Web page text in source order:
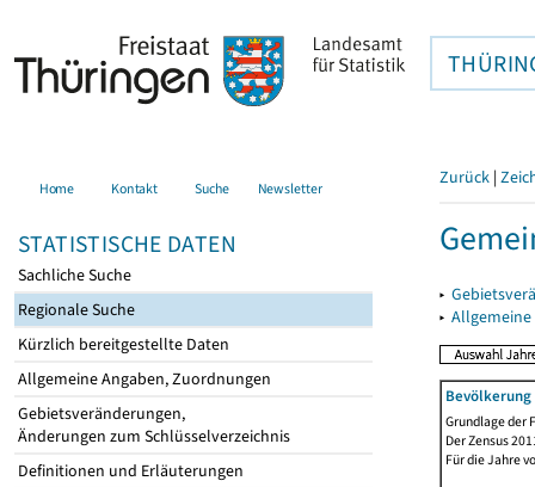
Home Kontakt Suche Newsletter
STATISTISCHE DATEN
Sachliche Suche
Regionale Suche
Kürzlich bereitgestellte Daten
Allgemeine Angaben, Zuordnungen
Gebietsveränderungen,
Änderungen zum Schlüsselverzeichnis
Definitionen und Erläuterungen
Zurück |
▸
▸
Grundlage der
Der Zensus
Für die Jahre